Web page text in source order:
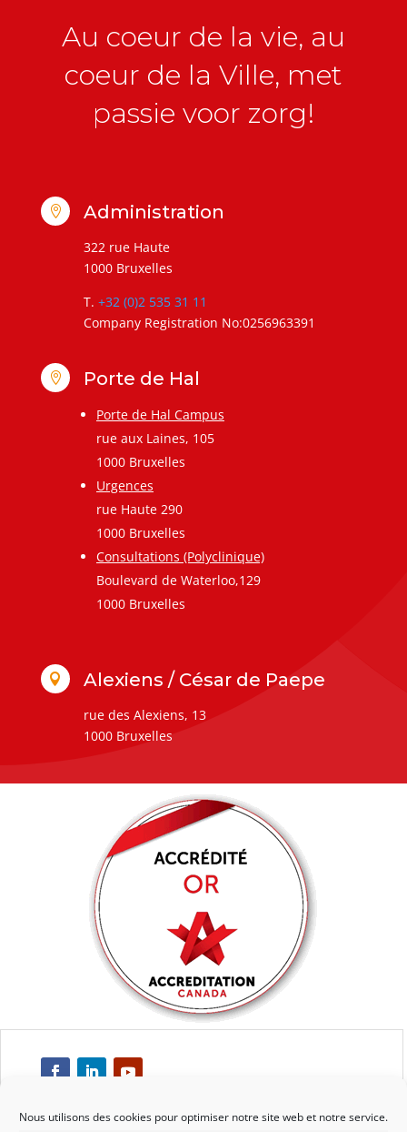
Nous utilisons des cookies pour optimiser notre site web et notre service.
Au coeur de la vie, au
coeur de la Ville, met
passie voor zorg!
 Administration
322 rue Haute
1000 Bruxelles
T. +32 (0)2 535 31 11
Company Registration No:0256963391
 Porte de Hal
Porte de Hal Campus
rue aux Laines, 105
1000 Bruxelles
Urgences
rue Haute 290
1000 Bruxelles
Consultations (Polyclinique)
Boulevard de Waterloo,129
1000 Bruxelles
 Alexiens / César de Paepe
rue des Alexiens, 13
1000 Bruxelles